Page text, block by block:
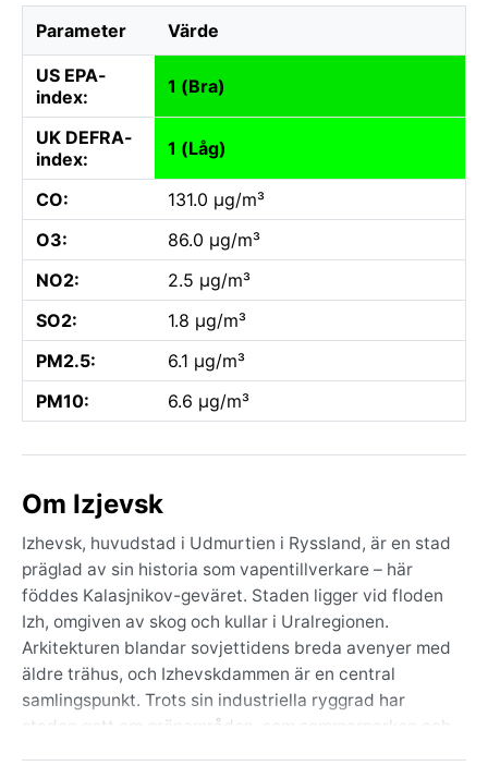
Parameter Värde
US EPA-
index:
1 (Bra)
UK DEFRA-
index:
1 (Låg)
CO:
131.0 µg/m³
O3:
86.0 µg/m³
NO2:
2.5 µg/m³
SO2:
1.8 µg/m³
PM2.5:
6.1 µg/m³
PM10:
6.6 µg/m³
Om Izjevsk
Izhevsk, huvudstad i Udmurtien i Ryssland, är en stad
präglad av sin historia som vapentillverkare – här
föddes Kalasjnikov-geväret. Staden ligger vid floden
Izh, omgiven av skog och kullar i Uralregionen.
Arkitekturen blandar sovjettidens breda avenyer med
äldre trähus, och Izhevskdammen är en central
samlingspunkt. Trots sin industriella ryggrad har
staden gott om grönområden, som sommarparken och